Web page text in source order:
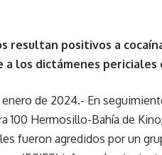
resultan positivos a
a los dictámenes
de 2024.- En
100 Hermosillo-Bahía de
fueron agredidos por un